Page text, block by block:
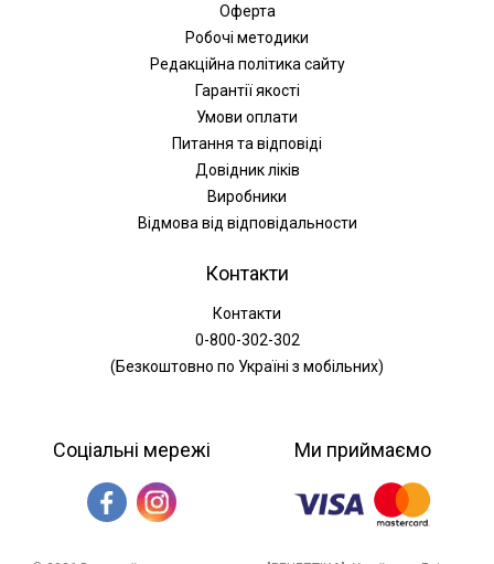
Оферта
Робочі методики
Редакційна політика сайту
Гарантії якості
Умови оплати
Питання та відповіді
Довідник ліків
Виробники
Відмова від відповідальности
Контакти
Контакти
0-800-302-302
(Безкоштовно по Україні з мобільних)
Соціальні мережі Ми приймаємо